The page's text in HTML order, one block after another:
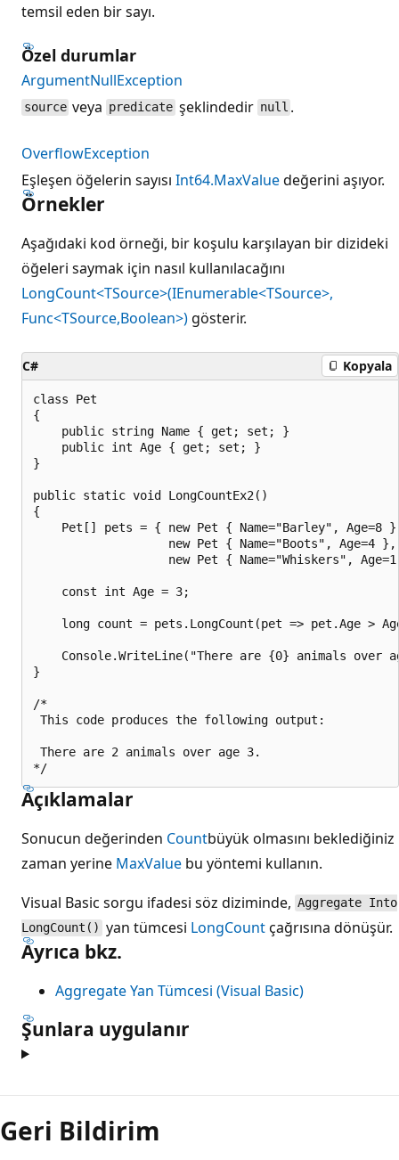
temsil eden bir sayı.
Özel durumlar
ArgumentNullException
source veya predicate şeklindedir null .
OverflowException
Eşleşen öğelerin sayısı Int64.MaxValuedeğerini aşıyor.
Örnekler
Aşağıdaki kod örneği, bir koşulu karşılayan bir dizideki
öğeleri saymak için nasıl kullanılacağını
LongCount<TSource>(IEnumerable<TSource>,
Func<TSource,Boolean>) gösterir.
C# Kopyala
class Pet
{
    public string Name { get; set; }
    public int Age { get; set; }
}
public static void LongCountEx2()
{
Pet[] pets = { new Pet { Name="Barley", Age=8
                   new Pet { Name="Boots", Age=4 },
new Pet { Name="Whiskers",
    const int Age = 3;
long count = pets.LongCount(pet => pet.Age >
Console.WriteLine("There are {0} animals over
}
/*
This code produces the following output:
There are 2 animals over age 3.
Açıklamalar
Sonucun değerinden Countbüyük olmasını beklediğiniz
zaman yerine MaxValue bu yöntemi kullanın.
Visual Basic sorgu ifadesi söz diziminde, Aggregate Into
LongCount() yan tümcesi LongCountçağrısına dönüşür.
Ayrıca bkz.
Aggregate Yan Tümcesi (Visual Basic)
Şunlara uygulanır
Geri Bildirim